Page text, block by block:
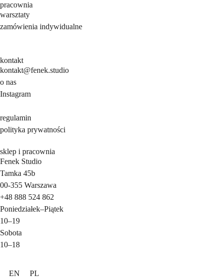
pracownia
warsztaty
zamówienia indywidualne
kontakt
kontakt@fenek.studio
o nas
Instagram
regulamin
polityka prywatności
sklep i pracownia
Fenek Studio
Tamka 45b
00-355 Warszawa
+48 888 524 862
Poniedziałek–Piątek
10–19
Sobota
10–18
EN PL